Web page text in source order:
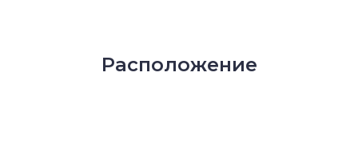
Расположение